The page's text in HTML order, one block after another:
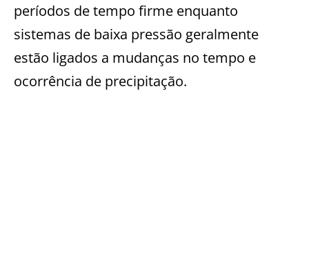
períodos de tempo firme enquanto
sistemas de baixa pressão geralmente
estão ligados a mudanças no tempo e
ocorrência de precipitação.